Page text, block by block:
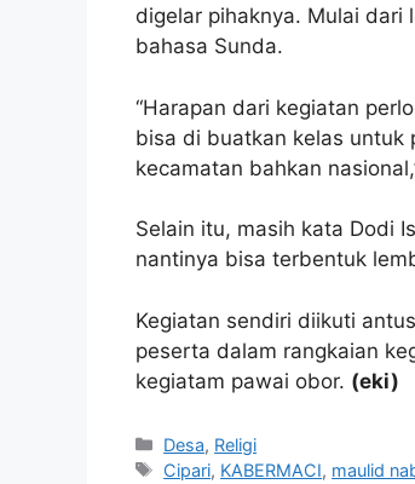
digelar pihaknya. Mulai dari
bahasa Sunda.
“Harapan dari kegiatan
bisa di buatkan kelas untuk
kecamatan bahkan
Selain itu, masih kata Dodi
nantinya bisa terbentuk
Kegiatan sendiri diikuti
peserta dalam rangkaian
kegiatam pawai obor. (eki)
Kategori
Desa, Religi
Tag
Cipari, KABERMACI, maulid